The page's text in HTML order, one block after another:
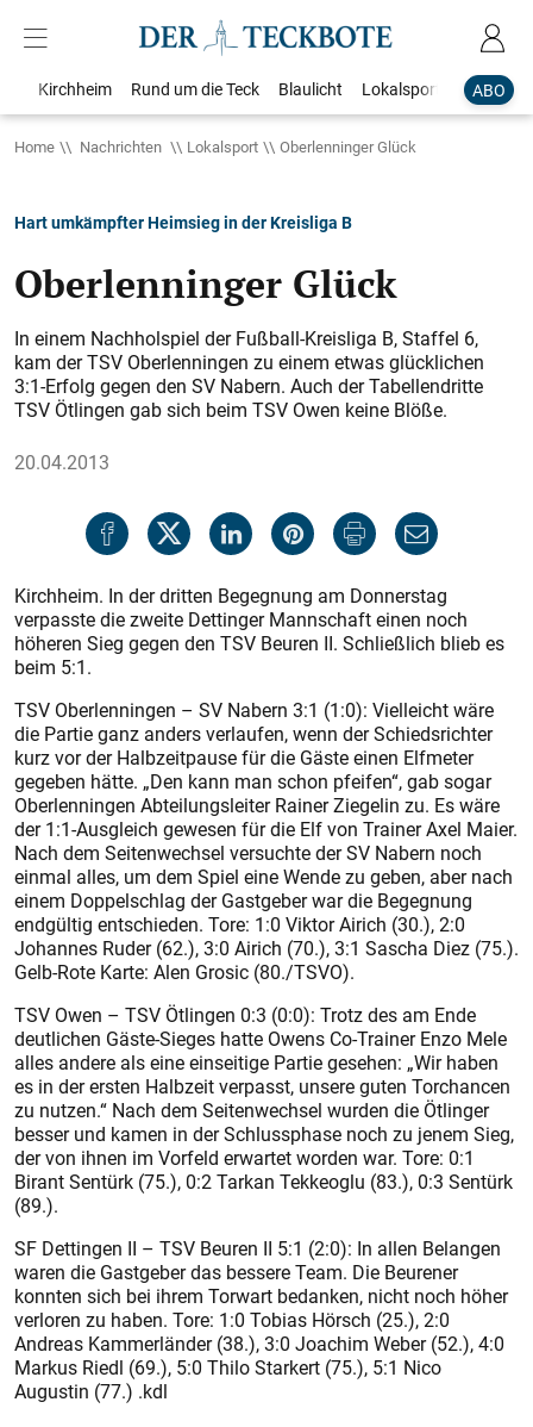
ABO
Kirchheim Rund um die Teck Blaulicht Lokalsport
Home Nachrichten Lokalsport Oberlenninger Glück
Hart umkämpfter Heimsieg in der Kreisliga B
Oberlenninger Glück
In einem Nachholspiel der Fußball-Kreisliga B, Staffel 6,
kam der TSV Oberlenningen zu einem etwas glücklichen
3:1-Erfolg gegen den SV Nabern. Auch der Tabellendritte
TSV ­Ötlingen gab sich beim TSV Owen keine Blöße.
20.04.2013
Kirchheim. In der dritten Begegnung am Donnerstag
verpasste die zweite Dettinger Mannschaft einen noch
höheren Sieg gegen den TSV Beuren II. Schließlich blieb es
beim 5:1.
TSV Oberlenningen – SV Nabern 3:1 (1:0): Vielleicht wäre
die Partie ganz anders verlaufen, wenn der Schiedsrichter
kurz vor der Halbzeitpause für die Gäste einen Elfmeter
gegeben hätte. „Den kann man schon pfeifen“, gab sogar
Oberlenningen Abteilungsleiter Rainer Ziegelin zu. Es wäre
der 1:1-Ausgleich gewesen für die Elf von Trainer Axel Maier.
Nach dem Seitenwechsel versuchte der SV Nabern noch
einmal alles, um dem Spiel eine Wende zu geben, aber nach
einem Doppelschlag der Gastgeber war die Begegnung
endgültig entschieden. Tore: 1:0 Viktor Airich (30.), 2:0
Johannes Ruder (62.), 3:0 Airich (70.), 3:1 Sascha Diez (75.).
Gelb-Rote Karte: Alen Grosic (80./TSVO).
TSV Owen – TSV Ötlingen 0:3 (0:0): Trotz des am Ende
deutlichen Gäste-Sieges hatte Owens Co-Trainer Enzo Mele
alles andere als eine einseitige Partie gesehen: „Wir haben
es in der ersten Halbzeit verpasst, unsere guten Torchancen
zu nutzen.“ Nach dem Seitenwechsel wurden die Ötlinger
besser und kamen in der Schlussphase noch zu jenem Sieg,
der von ihnen im Vorfeld erwartet worden war. Tore: 0:1
Birant Sentürk (75.), 0:2 Tarkan Tekkeoglu (83.), 0:3 Sentürk
(89.).
SF Dettingen II – TSV Beuren II 5:1 (2:0): In allen Belangen
waren die Gastgeber das bessere Team. Die Beurener
konnten sich bei ihrem Torwart bedanken, nicht noch höher
verloren zu haben. Tore: 1:0 Tobias Hörsch (25.), 2:0
Andreas Kammerländer (38.), 3:0 Joachim Weber (52.), 4:0
Markus Riedl (69.), 5:0 Thilo Starkert (75.), 5:1 Nico
Augustin (77.) .kdl